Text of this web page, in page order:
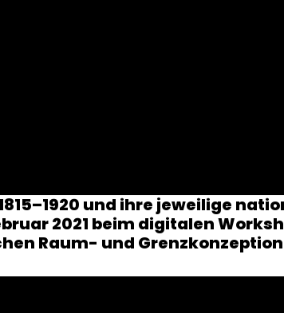
und ihre jeweilige
2021 beim digitalen
Raum- und